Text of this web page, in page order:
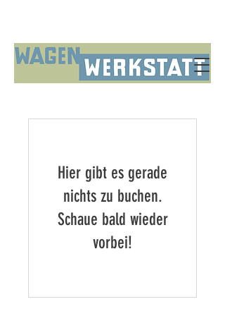
Hier gibt es gerade
nichts zu buchen.
Schaue bald wieder
vorbei!